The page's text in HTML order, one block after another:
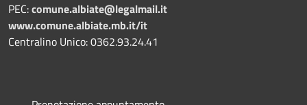
PEC:comune.albiate@legalmail.it
www.comune.albiate.mb.it/it
Centralino Unico: 0362.93.24.41